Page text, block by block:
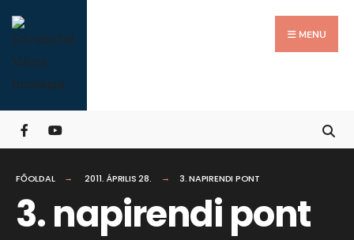
Skip
to
content
MENU
FŐOLDAL 2011. ÁPRILIS 28. 3. NAPIRENDI PONT
3. napirendi pont
for:
Close